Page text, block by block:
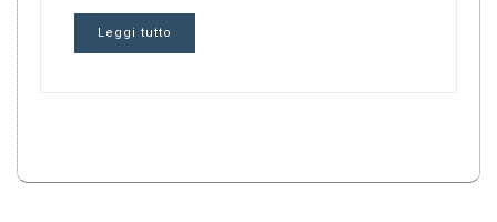
Leggi tutto